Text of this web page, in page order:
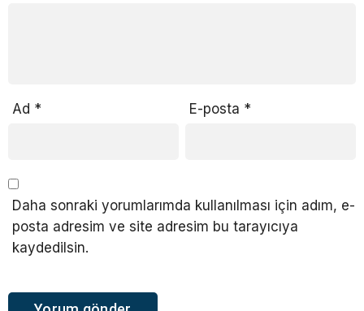
Ad * E-posta *
Daha sonraki yorumlarımda kullanılması için adım, e-
posta adresim ve site adresim bu tarayıcıya
kaydedilsin.